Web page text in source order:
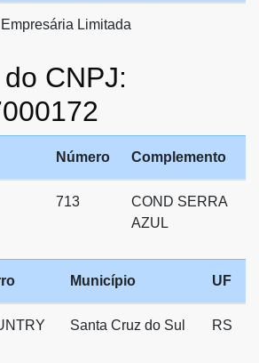
Limitada
CNPJ:
Número Complemento
713
COND SERRA
AZUL
Município UF
Santa Cruz do Sul RS